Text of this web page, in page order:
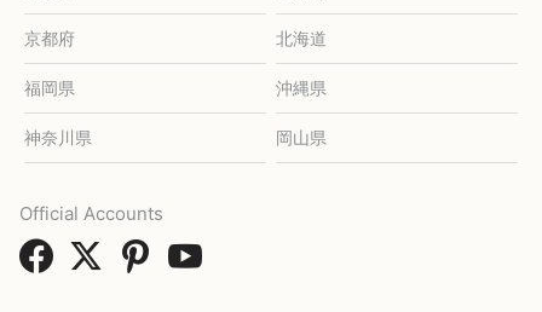
京都府 北海道
福岡県 沖縄県
神奈川県 岡山県
Official Accounts